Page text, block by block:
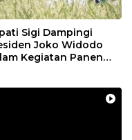
Sigi Dampingi
Joko Widodo
Kegiatan Panen